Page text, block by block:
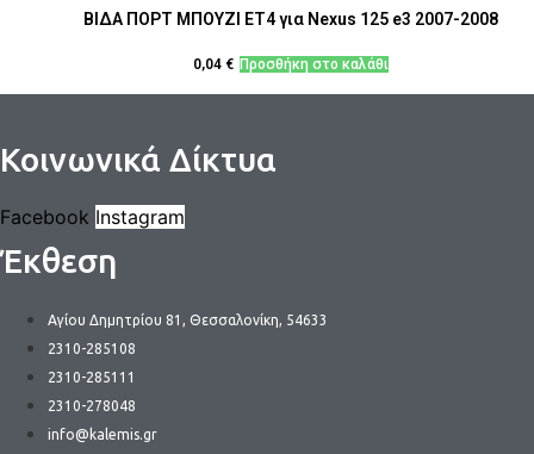
ΒΙΔΑ ΠΟΡΤ ΜΠΟΥΖΙ ΕΤ4 για Nexus 125 e3 2007-2008
0,04 € Προσθήκη στο καλάθι
Κοινωνικά Δίκτυα
Facebook Instagram
Έκθεση
Αγίου Δημητρίου 81, Θεσσαλονίκη, 54633
2310-285108
2310-285111
2310-278048
info@kalemis.gr